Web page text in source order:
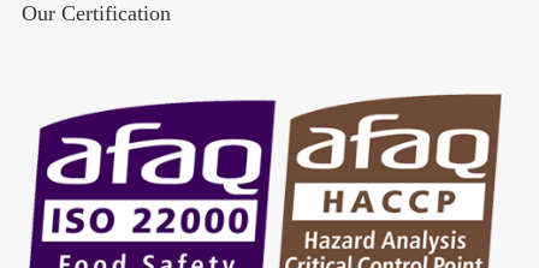
Our Certification